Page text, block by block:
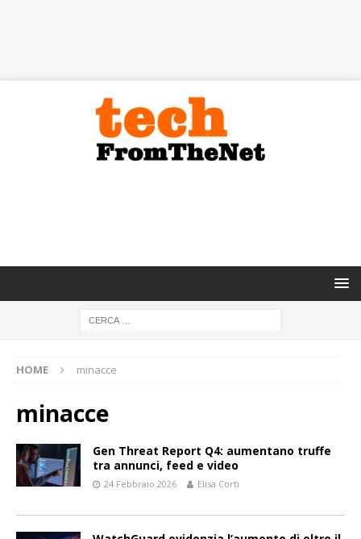
HOME minacce
minacce
Gen Threat Report Q4: aumentano truffe
tra annunci, feed e video
24 Febbraio 2026 Elisa Corti